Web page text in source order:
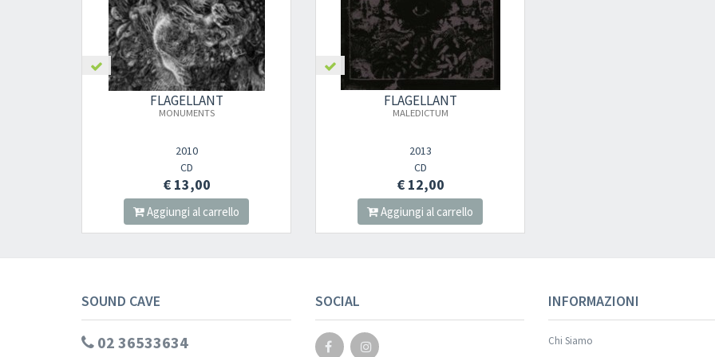
FLAGELLANT
MONUMENTS
2010
CD
€ 13,00
Aggiungi al carrello
FLAGELLANT
MALEDICTUM
2013
CD
€ 12,00
Aggiungi al carrello
SOUND CAVE
02 36533634
SOCIAL INFORMAZIONI
Chi Siamo